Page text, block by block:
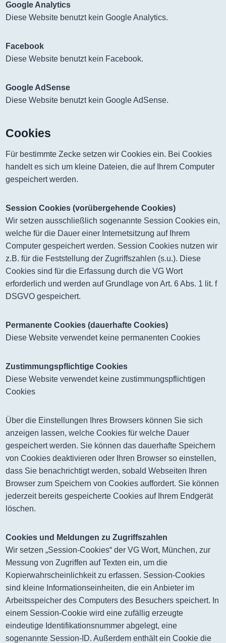
Google Analytics
Diese Website benutzt kein Google Analytics.
Facebook
Diese Website benutzt kein Facebook.
Google AdSense
Diese Website benutzt kein Google AdSense.
Cookies
Für bestimmte Zecke setzen wir Cookies ein. Bei Cookies
handelt es sich um kleine Dateien, die auf Ihrem Computer
gespeichert werden.
Session Cookies (vorübergehende Cookies)
Wir setzen ausschließlich sogenannte Session Cookies ein,
welche für die Dauer einer Internetsitzung auf Ihrem
Computer gespeichert werden. Session Cookies nutzen wir
z.B. für die Feststellung der Zugriffszahlen (s.u.). Diese
Cookies sind für die Erfassung durch die VG Wort
erforderlich und werden auf Grundlage von Art. 6 Abs. 1 lit. f
DSGVO gespeichert.
Permanente Cookies (dauerhafte Cookies)
Diese Website verwendet keine permanenten Cookies
Zustimmungspflichtige Cookies
Diese Website verwendet keine zustimmungspflichtigen
Cookies
Über die Einstellungen Ihres Browsers können Sie sich
anzeigen lassen, welche Cookies für welche Dauer
gespeichert werden. Sie können das dauerhafte Speichern
von Cookies deaktivieren oder Ihren Browser so einstellen,
dass Sie benachrichtigt werden, sobald Webseiten Ihren
Browser zum Speichern von Cookies auffordert. Sie können
jederzeit bereits gespeicherte Cookies auf Ihrem Endgerät
löschen.
Cookies und Meldungen zu Zugriffszahlen
Wir setzen „Session-Cookies“ der VG Wort, München, zur
Messung von Zugriffen auf Texten ein, um die
Kopierwahrscheinlichkeit zu erfassen. Session-Cookies
sind kleine Informationseinheiten, die ein Anbieter im
Arbeitsspeicher des Computers des Besuchers speichert. In
einem Session-Cookie wird eine zufällig erzeugte
eindeutige Identifikationsnummer abgelegt, eine
sogenannte Session-ID. Außerdem enthält ein Cookie die